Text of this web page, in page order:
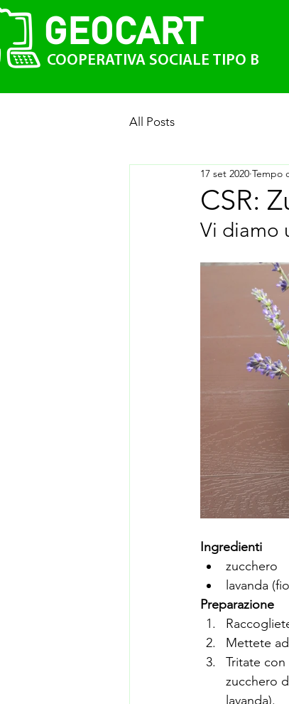
GEOCART
COOPERATIVA SOCIALE TIPO B
All Posts
CSR:
17 set 2020 Tempo
Vi diamo
Ingredienti
lavanda
Preparazione
Mettete
Tritate
zucchero
lavanda).